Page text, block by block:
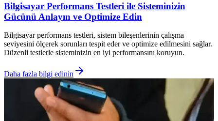
Bilgisayar Performans Testleri ile Sisteminizin
Gücünü Anlayın ve Optimize Edin
Bilgisayar performans testleri, sistem bileşenlerinin çalışma
seviyesini ölçerek sorunları tespit eder ve optimize edilmesini sağlar.
Düzenli testlerle sisteminizin en iyi performansını koruyun.
Daha fazla bilgi edinin